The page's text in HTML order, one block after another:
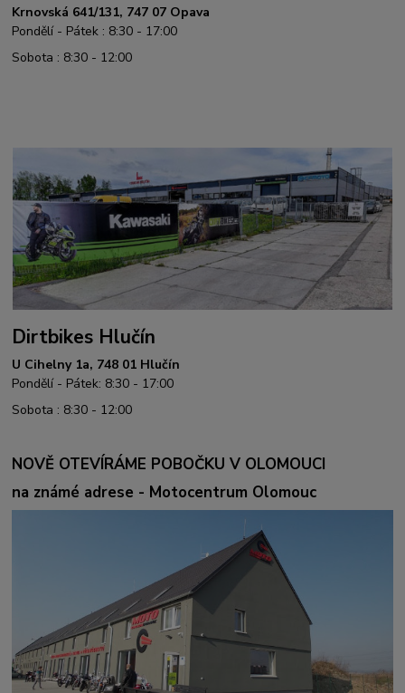
Krnovská 641/131, 747 07 Opava
Pondělí - Pátek : 8:30 - 17:00
Sobota : 8:30 - 12:00
Dirtbikes Hlučín
U Cihelny 1a, 748 01 Hlučín
Pondělí - Pátek: 8:30 - 17:00
Sobota : 8:30 - 12:00
NOVĚ OTEVÍRÁME POBOČKU V OLOMOUCI
na známé adrese - Motocentrum Olomouc